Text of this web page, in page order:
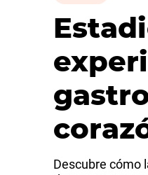
Descubre cómo